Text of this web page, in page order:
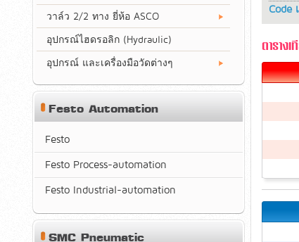
Code
ตาราง
วาล์ว 2/2 ทาง ยี่ห้อ ASCO
อุปกรณ์ไฮดรอลิก (Hydraulic)
อุปกรณ์ และเครื่องมือวัดต่างๆ
Festo Automation
Festo
Festo Process-automation
Festo Industrial-automation
SMC Pneumatic